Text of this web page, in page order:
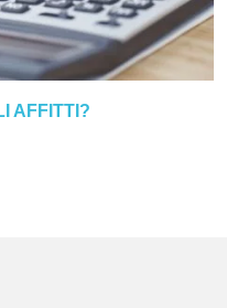
AFFITTI?